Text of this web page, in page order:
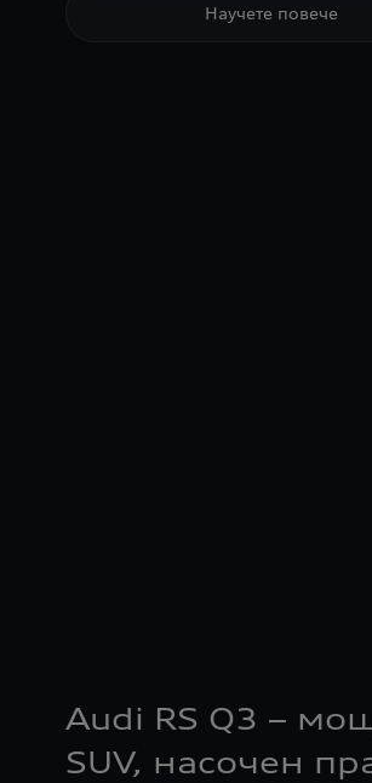
Научете повече
Audi RS Q3 –
SUV, насочен